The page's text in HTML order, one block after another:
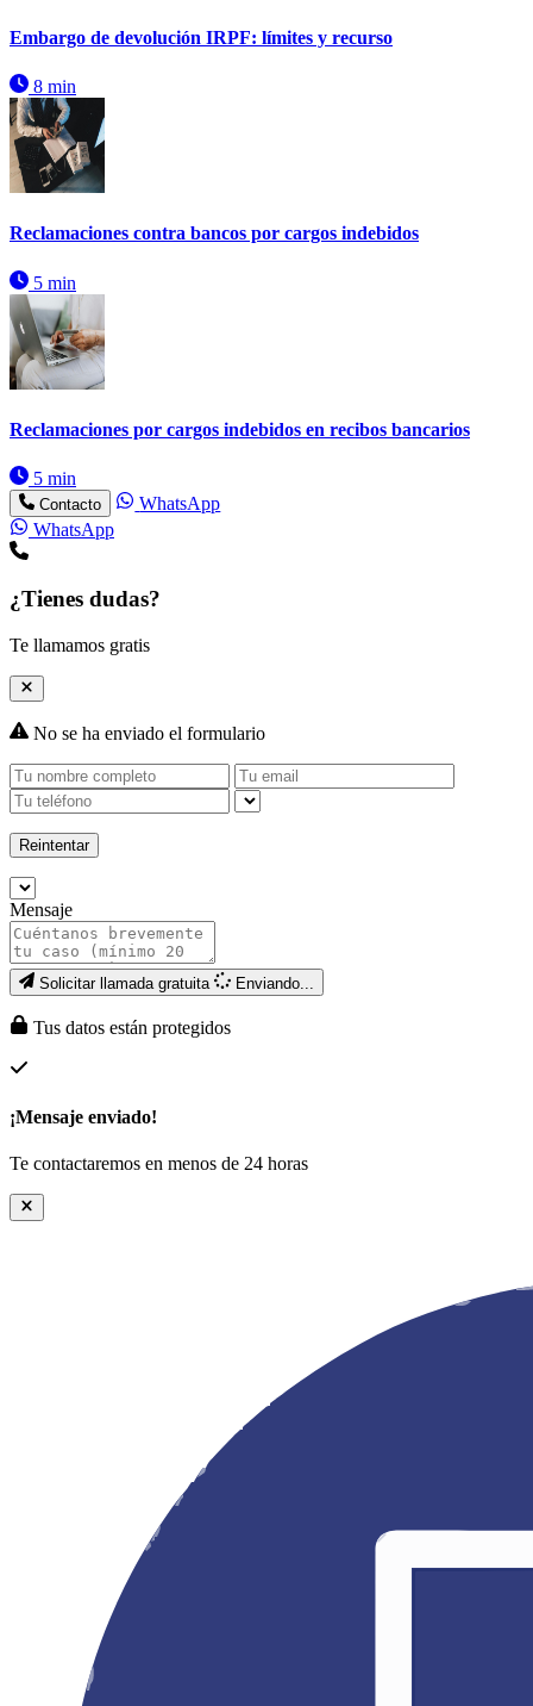
Embargo de devolución IRPF: límites y recurso
8 min
Reclamaciones contra bancos por cargos indebidos
5 min
Reclamaciones por cargos indebidos en recibos bancarios
5 min
Contacto
WhatsApp
WhatsApp
¿Tienes dudas?
Te llamamos gratis
No se ha enviado el formulario
Reintentar
Mensaje
Solicitar llamada gratuita Enviando...
Tus datos están protegidos
¡Mensaje enviado!
Te contactaremos en menos de 24 horas